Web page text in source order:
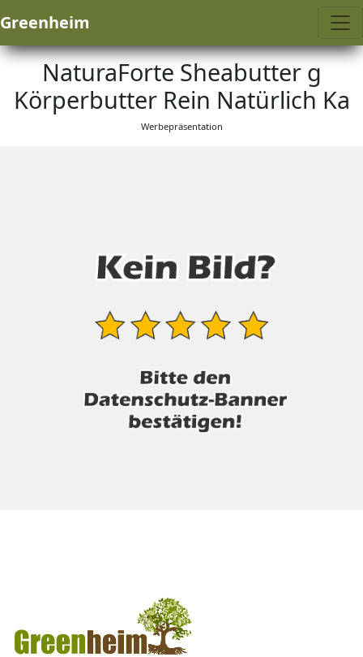
Greenheim
NaturaForte Sheabutter g
Körperbutter Rein Natürlich Ka
Werbepräsentation